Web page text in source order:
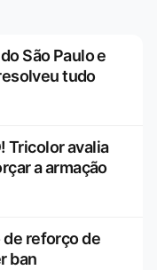
São Paulo e
tudo
Tricolor avalia
a armação
de reforço de
ban